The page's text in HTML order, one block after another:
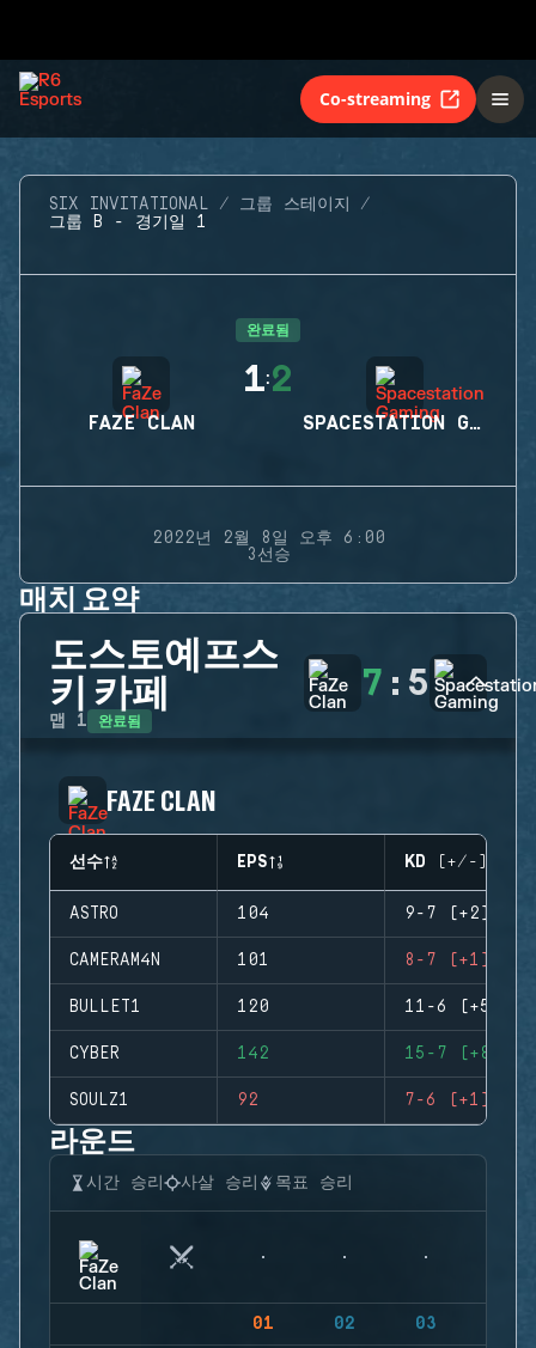
Co-streaming
SIX INVITATIONAL
그룹 스테이지
그룹 B - 경기일 1
완료됨
FAZE CLAN
1:2
SPACESTATION GAMING
2022년 2월 8일 오후 6:00
3선승
매치 요약
도스토예프스
키 카페
맵 1 완료됨
7 : 5
FAZE CLAN
선수 EPS KD (+/-)
ASTRO 104 9-7 (+2)
CAMERAM4N 101 8-7 (+1)
BULLET1 120 11-6 (+5)
CYBER 142 15-7 (+8)
SOULZ1 92 7-6 (+1)
라운드
시간 승리 사살 승리 목표 승리
01 02 03